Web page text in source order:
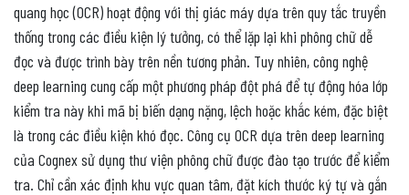
quang học (OCR) hoạt động với thị giác máy dựa trên quy tắc truyền
thống trong các điều kiện lý tưởng, có thể lặp lại khi phông chữ dễ
đọc và được trình bày trên nền tương phản. Tuy nhiên, công nghệ
deep learning cung cấp một phương pháp đột phá để tự động hóa lớp
kiểm tra này khi mã bị biến dạng nặng, lệch hoặc khắc kém, đặc biệt
là trong các điều kiện khó đọc. Công cụ OCR dựa trên deep learning
của Cognex sử dụng thư viện phông chữ được đào tạo trước để kiểm
tra. Chỉ cần xác định khu vực quan tâm, đặt kích thước ký tự và gắn